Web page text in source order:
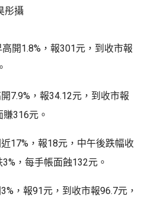
彤攝
開1.8%，報301元，到收市報
7.9%，報34.12元，到收市報
316元。
17%，報18元，中午後跌幅收
，每手帳面蝕132元。
，報91元，到收市報96.7元，